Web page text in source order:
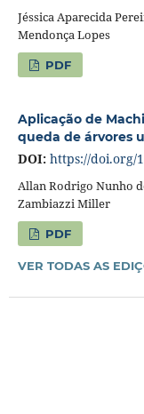
Jéssica Aparecida
Mendonça Lopes
PDF
Aplicação de
queda de árvores
DOI: https://doi.org/
Allan Rodrigo Nunho
Zambiazzi Miller
PDF
VER TODAS AS